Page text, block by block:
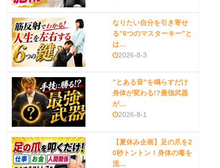
なりたい自分を引き寄せ
る”6つのマスターキー”と
は…
2026-8-3
”とある音”を鳴らすだけ
身体が変わる!?最強武器
が…
2026-8-1
【夏休み企画】足の爪を2
0秒トントン！身体の毒を
流…